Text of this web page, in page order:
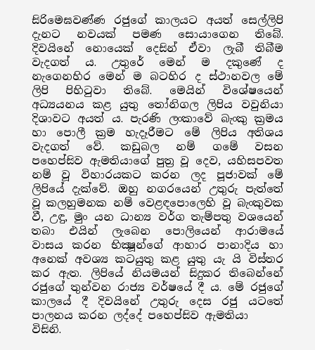
සිරිමෙඝවණ්ණ රජුගේ කාලයට අයත් සෙල්ලිපි
දැනට නවයක් පමණ සොයාගෙන තිබේ.
දිවයිනේ නොයෙක් දෙසින් ඒවා ලැබී තිබීම
වැදගත් ය. උතුරේ මෙන් ම දකුණේ ද
නැගෙනහිර මෙන් ම බටහිර ද ස්ථානවල මේ
ලිපි පිහිටුවා තිබේ. මෙයින් විශේෂයෙන්
අධ්‍යයනය කළ යුතු තෝනිගල ලිපිය වවුනියා
දිශාවට අයත් ය. පැරණි ලංකාවේ බැංකු ක්‍රමය
හා පොලී ක්‍රම හැදෑරීමට මේ ලිපිය අතිශය
වැදගත් වේ. කඩුබල නම් ගමේ වසන
පහෙප්සිව ඇමතියාගේ පුත්‍ර වූ දෙව, යහිසපවත
නම් වූ විහාරයකට කරන ලද පූජාවක් මේ
ලිපියේ දැක්වේ. ඔහු නගරයෙන් උතුරු පැත්තේ
වූ කලහුමනක නම් වෙළඳපොලෙහි වූ බැංකුවක
වී, උඳු, මුං යන ධාන්‍ය වර්ග තැම්පතු වශයෙන්
තබා එයින් ලැබෙන පොලියෙන් ආරාමයේ
වාසය කරන භික්‍ෂූන්ගේ ආහාර පානාදිය හා
අනෙක් අවශ්‍ය කටයුතු කළ යුතු යැ යි විස්තර
කර ඇත. ලිපියේ නියමයන් සිදුකර තිබෙන්නේ
රජුගේ තුන්වන රාජ්‍ය වර්ෂයේ දී ය. මේ රජුගේ
කාලයේ දී දිවයිනේ උතුරු දෙස රජු යටතේ
පාලනය කරන ලද්දේ පහෙප්සිව ඇමතියා
විසිනි.